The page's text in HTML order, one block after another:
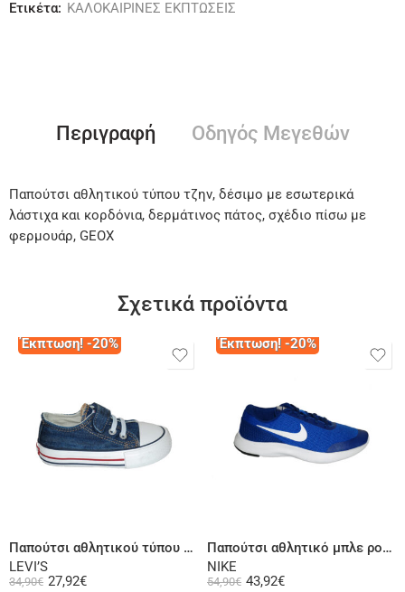
Ετικέτα: ΚΑΛΟΚΑΙΡΙΝΕΣ ΕΚΠΤΩΣΕΙΣ
Περιγραφή Οδηγός Μεγεθών
Παπούτσι αθλητικού τύπου τζην, δέσιμο με εσωτερικά
λάστιχα και κορδόνια, δερμάτινος πάτος, σχέδιο πίσω με
φερμουάρ, GEOX
Σχετικά προϊόντα
Έκπτωση! -20%
Παπούτσι αθλητικού τύπου τζην
LEVI’S
34,90€ 27,92€
Έκπτωση! -20%
Παπούτσι αθλητικό μπλε ρουά
NIKE
54,90€ 43,92€